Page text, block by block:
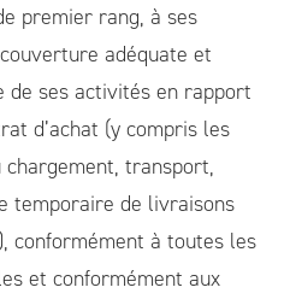
premier rang, à ses
adéquate et
de ses activités en rapport
d’achat (y compris les
transport,
temporaire de livraisons
conformément à toutes les
et conformément aux